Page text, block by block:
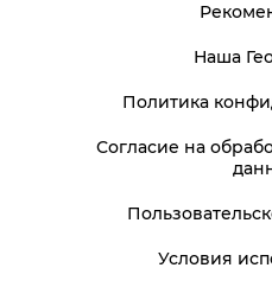
Наша
Политика
Согласие на
Условия